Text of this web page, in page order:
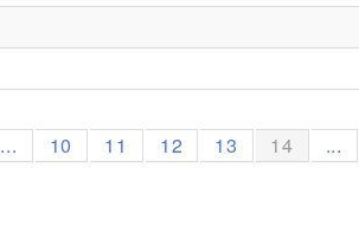
... 10 11 12 13 14 ...